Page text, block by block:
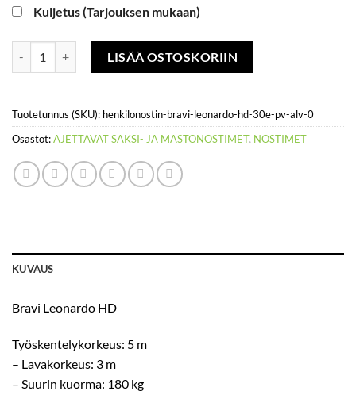
Kuljetus (Tarjouksen mukaan)
Henkilönostin Bravi Leonardo HD, 30€/pv alv. 0 määrä
LISÄÄ OSTOSKORIIN
Tuotetunnus (SKU): henkilonostin-bravi-leonardo-hd-30e-pv-alv-0
Osastot:AJETTAVAT SAKSI- JA MASTONOSTIMET, NOSTIMET
KUVAUS
Bravi Leonardo HD
Työskentelykorkeus: 5 m
– Lavakorkeus: 3 m
– Suurin kuorma: 180 kg